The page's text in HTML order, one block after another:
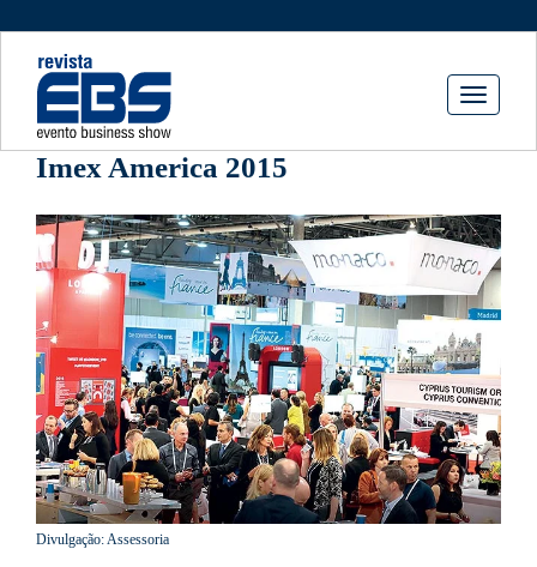
Toggle
Imex America 2015
Divulgação: Assessoria